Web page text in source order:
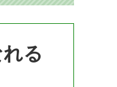
る